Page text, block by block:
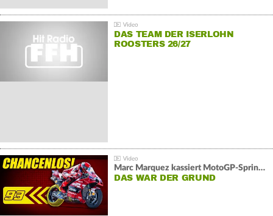
DAS TEAM DER ISERLOHN
ROOSTERS 26/27
Marc Marquez kassiert MotoGP-Sprint-Schlappe:
DAS WAR DER GRUND